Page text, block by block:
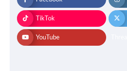
TikTok
YouTube